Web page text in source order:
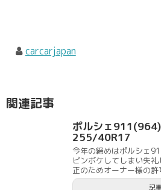
carcarjapan
関連記事
ポルシェ
255/40R17
今年の締めはポルシェ
ピンボケしてしまい失
正のためオーナー様の
記